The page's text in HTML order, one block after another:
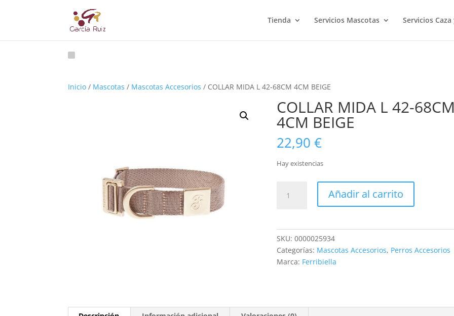
Tienda Servicios Mascotas Servicios Caza
Inicio / Mascotas / Mascotas Accesorios / COLLAR MIDA L 42-68CM 4CM BEIGE
COLLAR MIDA L 42-
4CM BEIGE
22,90€
Hay existencias
MIDA
BEIGE
Añadir al carrito
SKU:0000025934
Categorías: Mascotas Accesorios, Perros Accesorios
Marca: Ferribiella